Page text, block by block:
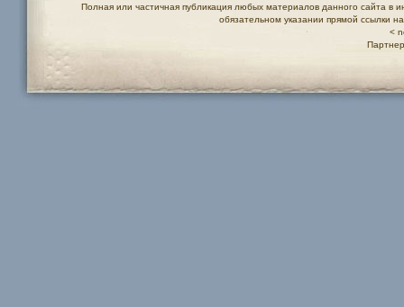
Полная или частичная публикация любых материалов данного сайта в
обязательном указании прямой ссылки
<